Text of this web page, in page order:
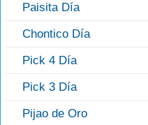
Paisita Día
Chontico Día
Pick 4 Día
Pick 3 Día
Pijao de Oro